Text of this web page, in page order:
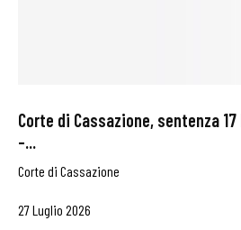
Corte di Cassazione, sentenza
–...
Corte di Cassazione
27 Luglio 2026